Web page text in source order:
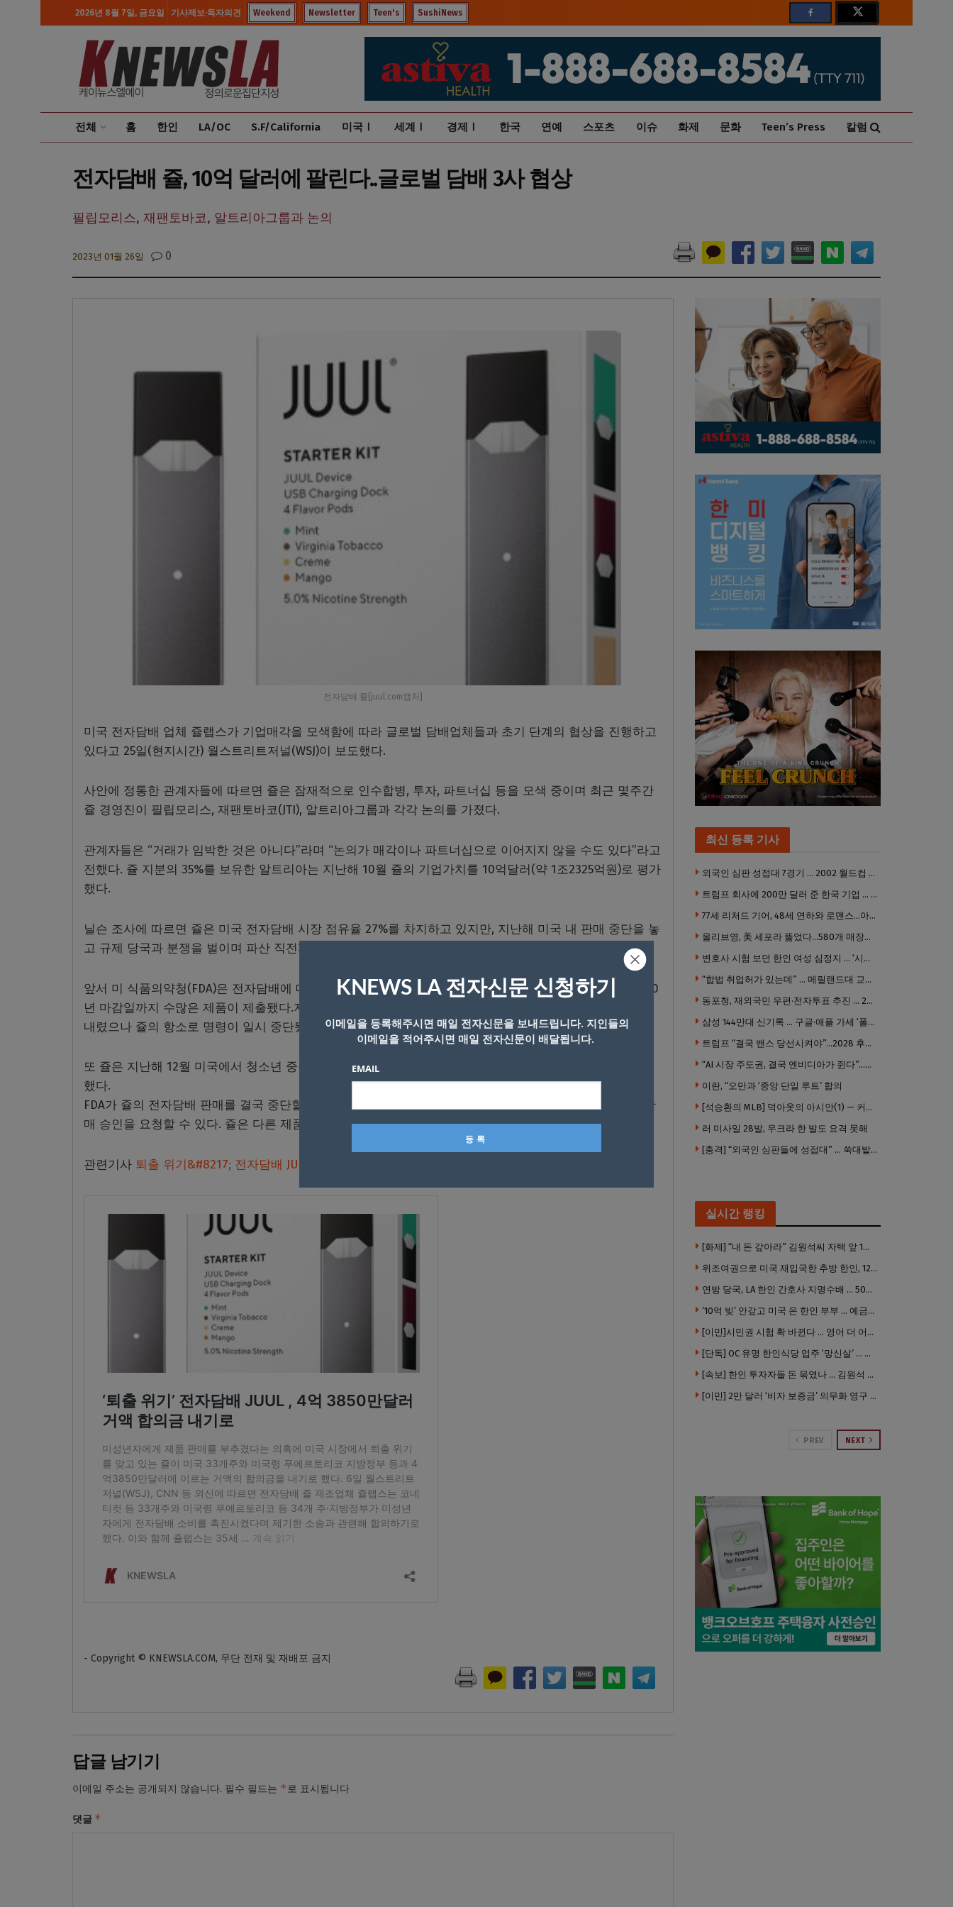
2026년 8월 7일, 금요일 기사제보·독자의견 Weekend Newsletter Teen's SushiNews
전체 홈 한인 LA/OC S.F/California 미국Ⅰ 세계Ⅰ 경제Ⅰ 한국 연예 스포츠 이슈 화제 문화 Teen’s Press 칼럼
전자담배 쥴, 10억 달러에 팔린다..글로벌 담배 3사 협상
필립모리스, 재팬토바코, 알트리아그룹과 논의
2023년 01월 26일 0
전자담배 쥴[juul.com캡처]
미국 전자담배 업체 쥴랩스가 기업매각을 모색함에 따라 글로벌 담배업체들과 초기 단계의 협상을 진행하고
있다고 25일(현지시간) 월스트리트저널(WSJ)이 보도했다.
사안에 정통한 관계자들에 따르면 쥴은 잠재적으로 인수합병, 투자, 파트너십 등을 모색 중이며 최근 몇주간
쥴 경영진이 필립모리스, 재팬토바코(JTI), 알트리아그룹과 각각 논의를 가졌다.
관계자들은 “거래가 임박한 것은 아니다”라며 “논의가 매각이나 파트너십으로 이어지지 않을 수도 있다”라고
전했다. 쥴 지분의 35%를 보유한 알트리아는 지난해 10월 쥴의 기업가치를 10억달러(약 1조2325억원)로 평가
했다.
닐슨 조사에 따르면 쥴은 미국 전자담배 시장 점유율 27%를 차지하고 있지만, 지난해 미국 내 판매 중단을 놓
고 규제 당국과 분쟁을 벌이며 파산 직전까지 내몰렸다.
앞서 미 식품의약청(FDA)은 전자담배에 대한 규제 권한을 주장하며 판매 허가를 위한 자료를 요구했고, 2020
년 마감일까지 수많은 제품이 제출됐다.지난해 6월 FDA는 쥴이 제조하는 전자담배에 대해 판매 금지 명령을
내렸으나 쥴의 항소로 명령이 일시 중단됐다.
또 쥴은 지난해 12월 미국에서 청소년 중독 등과 관련된 소송 5000여건에 대해 17억달러를 지불하기로 합의
했다.
FDA가 쥴의 전자담배 판매를 결국 중단할 경우 쥴은 캐나다와 영국에서 출시된 최신 제품에 대해 미국 내 판
매 승인을 요청할 수 있다. 쥴은 다른 제품도 개발 중이라고 WSJ는 전했다.
관련기사 퇴출 위기&#8217; 전자담배 JUUL , 4억 3850만달러 거액 합의금 내기로
- Copyright © KNEWSLA.COM, 무단 전재 및 재배포 금지
답글 남기기
이메일 주소는 공개되지 않습니다. 필수 필드는 *로 표시됩니다
댓글 *
최신 등록 기사
외국인 심판 성접대 7경기 … 2002 월드컵 4강 신화도 흔들
트럼프 회사에 200만 달러 준 한국 기업 … 민주당 뇌물의혹 조사
77세 리처드 기어, 48세 연하와 로맨스…아들과 3살 차
올리브영, 美 세포라 뚫었다…580개 매장에 ‘K뷰티에딧’ 론칭
변호사 시험 보던 한인 여성 심정지 … ‘시험장측 대응 부적절’ 소송
“합법 취업허가 있는데” … 메릴랜드대 교수, 공항서 ICE에 체포, 구금 중
동포청, 재외국민 우편·전자투표 추진 … 2028년 도입 목표
삼성 144만대 신기록 … 구글·애플 가세 ‘폴더블 대전’ 열린다
트럼프 “결국 밴스 당선시켜야”…2028 후계 구도 힘 싣나
“AI 시장 주도권, 결국 엔비디아가 쥔다”…모건스탠리 장담
이란, “오만과 ‘중앙 단일 루트’ 합의
[석승환의 MLB] 덕아웃의 아시안(1) — 커트 스즈키가 우리에게 묻는 것
러 미사일 28발, 우크라 한 발도 요격 못해
[충격] “외국인 심판들에 성접대” … 쑥대밭된 축협 어디까지 추락하나
실시간 랭킹
[화제] “내 돈 갚아라” 김원석씨 자택 앞 1인 광대 시위 … 한인 투자사, “108만 달러 못받아”
위조여권으로 미국 재입국한 추방 한인, 120만 달러 은행 사기 행각
연방 당국, LA 한인 간호사 지명수배 … 500만 달러 메디캐어 사기, 선고 직전 한국 도주
’10억 빚’ 안갚고 미국 온 한인 부부 … 예금보험공사, 미국서 소송
[이민]시민권 시험 확 바뀐다 … 영어 더 어렵게, 민간시험 도입 추진
[단독] OC 유명 한인식당 업주 ‘망신살’ … 육류대금 안 갚자 식당서 공개추심
[속보] 한인 투자자들 돈 묶였나 … 김원석 회사들 챕터7 강제파산·자진파산 잇따라 신청
[이민] 2만 달러 ‘비자 보증금’ 의무화 영구 시행 … 입국 문턱 더 높아진다.
PREV NEXT
KNEWS LA 전자신문 신청하기
이메일을 등록해주시면 매일 전자신문을 보내드립니다. 지인들의
이메일을 적어주시면 매일 전자신문이 배달됩니다.
EMAIL